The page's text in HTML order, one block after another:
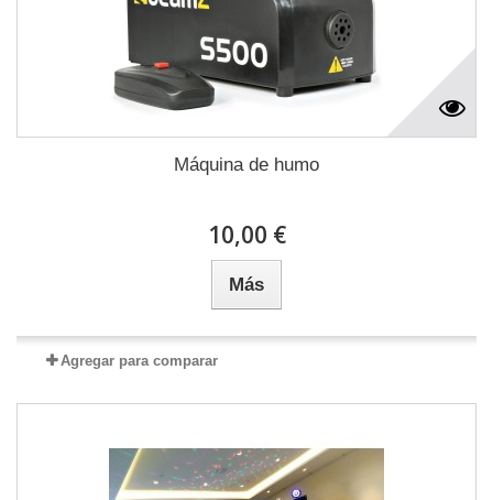
Máquina de humo
10,00 €
Más
Agregar para comparar